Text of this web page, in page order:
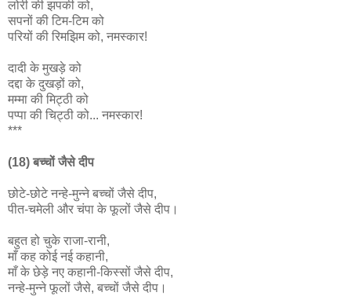
लोरी की झपकी को,
सपनों की टिम-टिम को
परियों की रिमझिम को, नमस्कार!
दादी के मुखड़े को
दद्दा के दुखड़ों को,
मम्मा की मिट्ठी को
पप्पा की चिट्ठी को... नमस्कार!
***
(18) बच्चों जैसे दीप
छोटे-छोटे नन्हे-मुन्ने बच्चों जैसे दीप,
पीत-चमेली और चंपा के फूलों जैसे दीप।
बहुत हो चुके राजा-रानी,
माँ कह कोई नई कहानी,
माँ के छेड़े नए कहानी-किस्सों जैसे दीप,
नन्हे-मुन्ने फूलों जैसे, बच्चों जैसे दीप।